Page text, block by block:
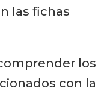
las fichas
los
con la